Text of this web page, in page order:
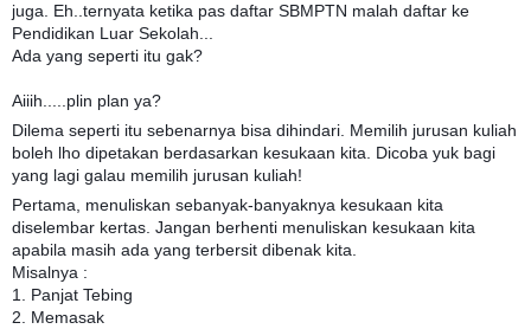
juga. Eh..ternyata ketika pas daftar SBMPTN malah daftar ke
Pendidikan Luar Sekolah...
Ada yang seperti itu gak?
Aiiih.....plin plan ya?
Dilema seperti itu sebenarnya bisa dihindari. Memilih jurusan kuliah
boleh lho dipetakan berdasarkan kesukaan kita. Dicoba yuk bagi
yang lagi galau memilih jurusan kuliah!
Pertama, menuliskan sebanyak-banyaknya kesukaan kita
diselembar kertas. Jangan berhenti menuliskan kesukaan kita
apabila masih ada yang terbersit dibenak kita.
Misalnya :
1. Panjat Tebing
2. Memasak